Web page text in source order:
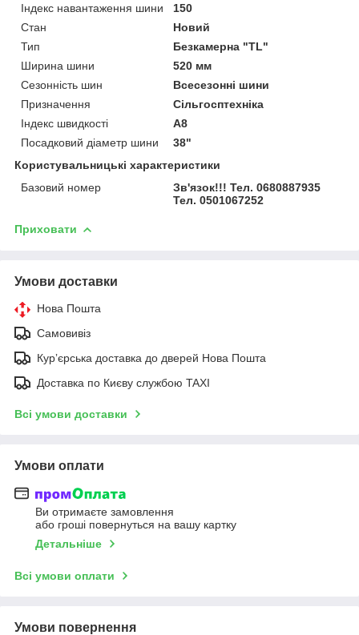
Індекс навантаження шини
150
Стан
Новий
Тип
Безкамерна "TL"
Ширина шини
520 мм
Сезонність шин
Всесезонні шини
Призначення
Сільгосптехніка
Індекс швидкості
A8
Посадковий діаметр шини
38"
Користувальницькі характеристики
Базовий номер
Зв'язок!!! Тел. 0680887935
Тел. 0501067252
Приховати
Умови доставки
Нова Пошта
Самовивіз
Курʼєрська доставка до дверей Нова Пошта
Доставка по Києву службою TAXI
Всі умови доставки
Умови оплати
Ви отримаєте замовлення
або гроші повернуться на вашу картку
Детальніше
Всі умови оплати
Умови повернення